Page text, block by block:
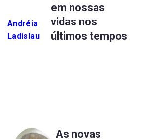
Andréia
Ladislau
em nossas
vidas nos
últimos tempos
As novas